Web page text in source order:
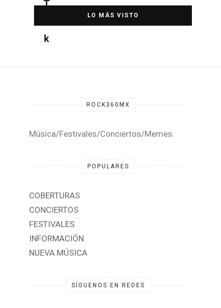
despedirse en el Estadio Banorte
ROCK360MX
Música/Festivales/Conciertos/Memes.
COBERTURAS
CONCIERTOS
FESTIVALES
NUEVA MÚSICA